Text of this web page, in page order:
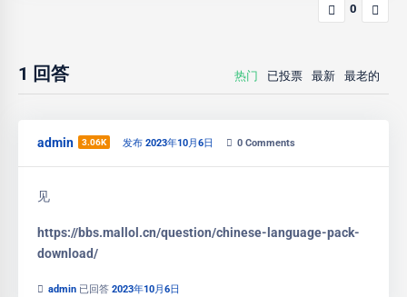
0
1 回答 热门 已投票 最新 最老的
admin 3.06K 发布 2023年10月6日 0 Comments
见
https://bbs.mallol.cn/question/chinese-language-pack-
download/
admin 已回答 2023年10月6日